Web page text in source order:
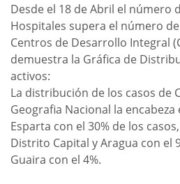
Desde el 18 de Abril el número
Hospitales supera el número
Centros de Desarrollo Integral
demuestra la Gráfica de
activos:
La distribución de los casos de
Geografia Nacional la encabeza
Esparta con el 30% de los
Distrito Capital y Aragua con el
Guaira con el 4%.